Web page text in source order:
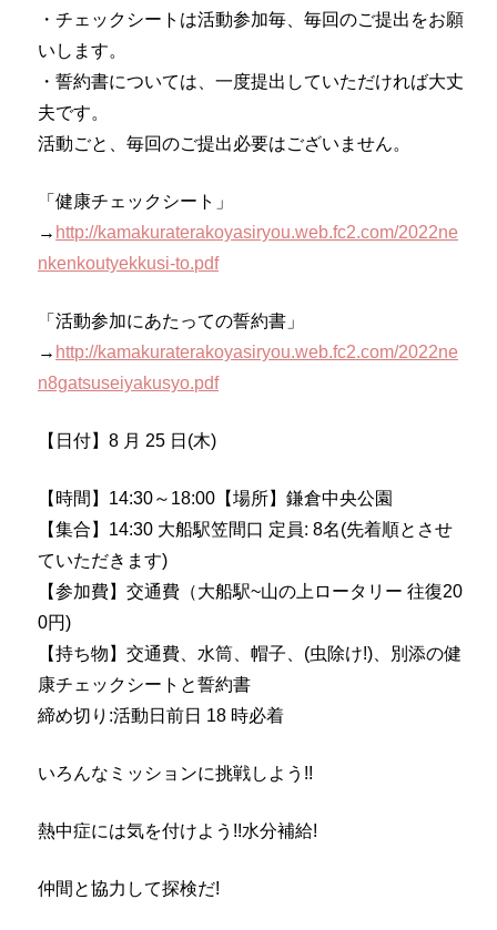
・チェックシートは活動参加毎、毎回のご提出をお願
いします。
・誓約書については、一度提出していただければ大丈
夫です。
活動ごと、毎回のご提出必要はございません。
「健康チェックシート」
→ http://kamakuraterakoyasiryou.web.fc2.com/2022ne
nkenkoutyekkusi-to.pdf
「活動参加にあたっての誓約書」
→ http://kamakuraterakoyasiryou.web.fc2.com/2022ne
n8gatsuseiyakusyo.pdf
【日付】8 月 25 日(木)
【時間】14:30～18:00【場所】鎌倉中央公園
【集合】14:30 大船駅笠間口 定員: 8名(先着順とさせ
ていただきます)
【参加費】交通費（大船駅~山の上ロータリー 往復20
0円)
【持ち物】交通費、水筒、帽子、(虫除け!)、別添の健
康チェックシートと誓約書
締め切り:活動日前日 18 時必着
いろんなミッションに挑戦しよう!!
熱中症には気を付けよう!!水分補給!
仲間と協力して探検だ!